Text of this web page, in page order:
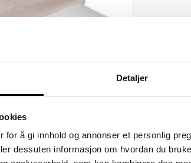
Detaljer
for å gi innhold og annonser et personlig
dessuten informasjon om hvordan du
og merinoull som er varm og pustende.